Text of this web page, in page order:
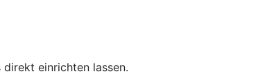
direkt einrichten lassen.